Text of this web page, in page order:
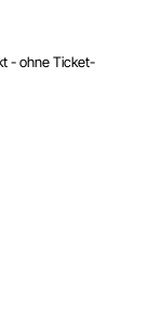
- ohne Ticket-